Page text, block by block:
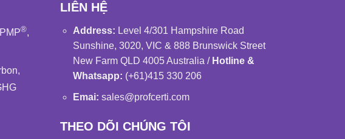
PMP®,
,
LIÊN HỆ
Address: Level 4/301 Hampshire Road
Sunshine, 3020, VIC & 888 Brunswick Street
New Farm QLD 4005 Australia / Hotline &
Whatsapp: (+61)415 330 206
Emai: sales@profcerti.com
THEO DÕI CHÚNG TÔI